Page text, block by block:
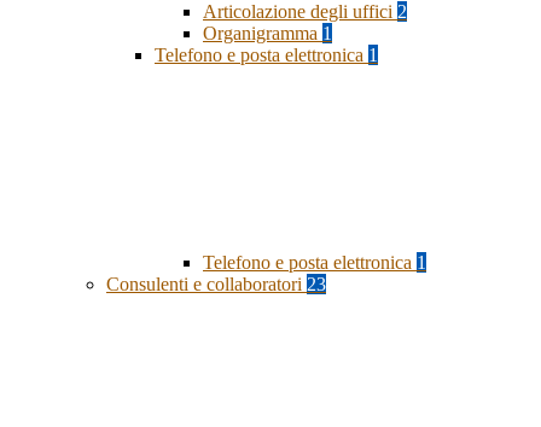
Articolazione degli uffici 2
Organigramma 1
Telefono e posta elettronica 1
Telefono e posta elettronica 1
Consulenti e collaboratori 23